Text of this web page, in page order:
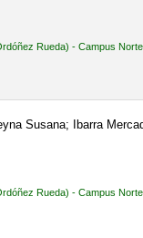
Rueda) - Campus
Susana; Ibarra
Rueda) - Campus